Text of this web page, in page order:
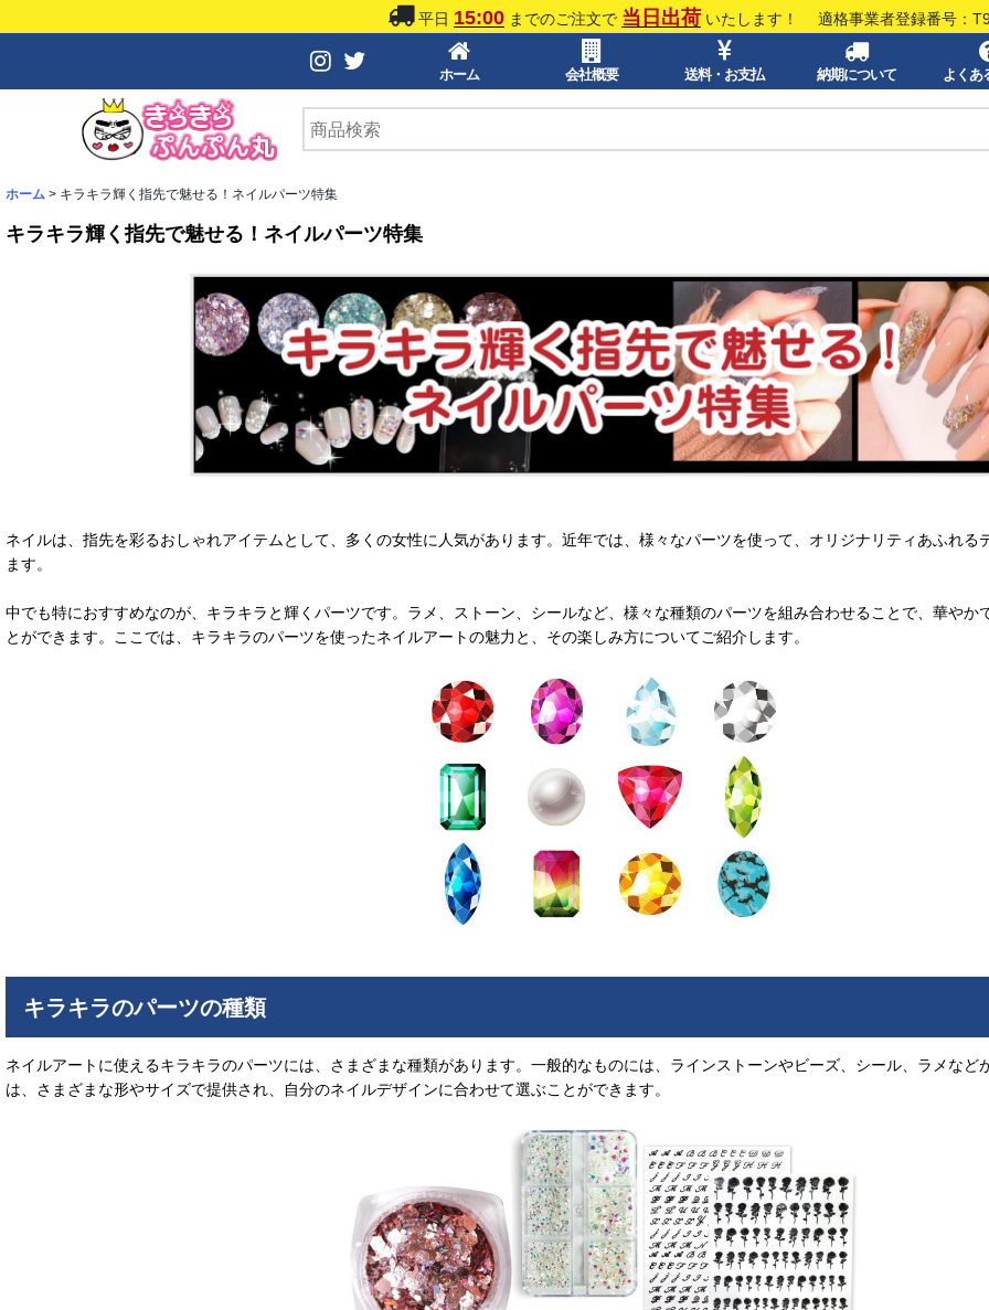
平日 15:00までのご注文で 当日出荷いたします！ 適格事業者登録番号：
ホーム 会社概要 送料・お支払 納期について よくあ
ホーム > キラキラ輝く指先で魅せる！ネイルパーツ特集
キラキラ輝く指先で魅せる！ネイルパーツ特集
ネイルは、指先を彩るおしゃれアイテムとして、多くの女性に人気があります。近年では、様々なパーツを使って、オリジナリティあふれる
ます。
中でも特におすすめなのが、キラキラと輝くパーツです。ラメ、ストーン、シールなど、様々な種類のパーツを組み合わせることで、華やか
とができます。ここでは、キラキラのパーツを使ったネイルアートの魅力と、その楽しみ方についてご紹介します。
キラキラのパーツの種類
ネイルアートに使えるキラキラのパーツには、さまざまな種類があります。一般的なものには、ラインストーンやビーズ、シール、ラメなど
は、さまざまな形やサイズで提供され、自分のネイルデザインに合わせて選ぶことができます。